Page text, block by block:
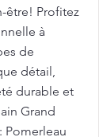
être! Profitez
à
de
détail,
durable et
Grand
Pomerleau